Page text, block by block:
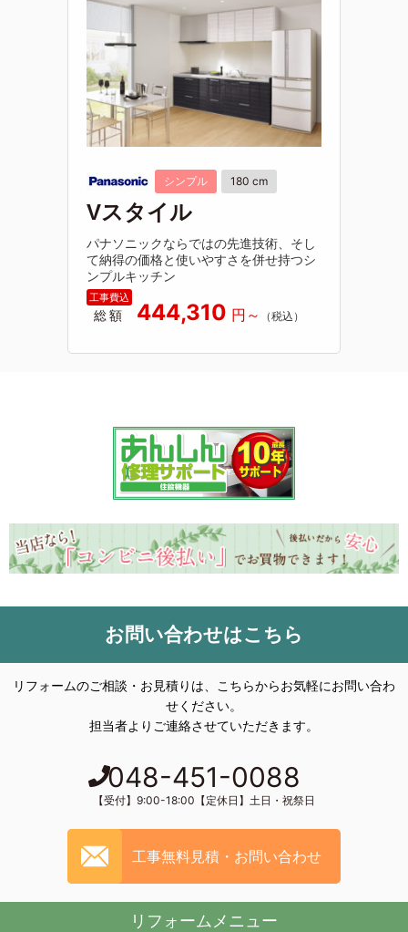
シンプル 180 cm
Vスタイル
パナソニックならではの先進技術、そし
て納得の価格と使いやすさを併せ持つシ
ンプルキッチン
総額 444,310
お問い合わせはこちら
リフォームのご相談・お見積りは、こちらからお気軽にお問い合わ
せください。
担当者よりご連絡させていただきます。
048-451-0088
【受付】9:00-18:00【定休日】土日・祝祭日
工事無料見積・お問い合わせ
リフォームメニュー